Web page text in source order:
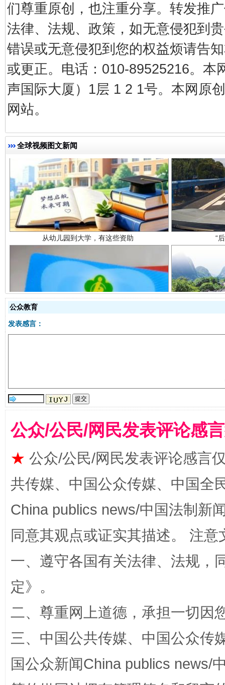
们尊重原创，也注重分享。转发推
法律、法规、政策，如无意侵犯到
错误或无意侵犯到您的权益烦请告
或更正。电话：010-89525216。本
声国际大厦）1层 1 2 1号。本网原
网站。
全球视频图文新闻
以产业富民促振兴 酒驾
从幼儿园到大学，有这些资助 “
规模最大的光氢储一体化项目 走
公众教育
发表感言：
公众/公民/网民发表评论感
★ 公众/公民/网民发表评论感言
共传媒、中国公众传媒、中国全
China publics news/中国法制新
同意其观点或证实其描述。 注
一、遵守各国有关法律、法规，
定》。
二、尊重网上道德，承担一切因
三、中国公共传媒、中国公众传
国公众新闻China publics news/